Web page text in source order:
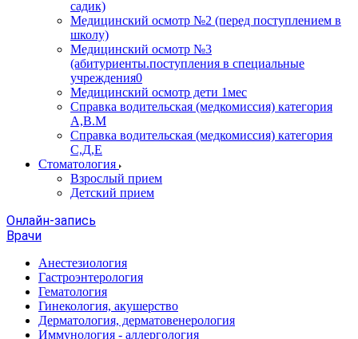
садик)
Медицинский осмотр №2 (перед поступлением в
школу)
Медицинский осмотр №3
(абитуриенты.поступления в специальные
учреждения0
Медицинский осмотр дети 1мес
Справка водительская (медкомиссия) категория
А,В.М
Справка водительская (медкомиссия) категория
С,Д,Е
Стоматология
Взрослый прием
Детский прием
Онлайн-запись
Врачи
Анестезиология
Гастроэнтерология
Гематология
Гинекология, акушерство
Дерматология, дерматовенерология
Иммунология - аллергология